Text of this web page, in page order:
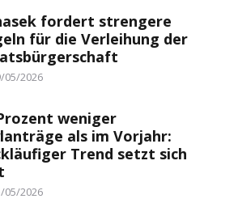
fordert strengere
für die Verleihung der
05/2026
weniger
als im Vorjahr:
Trend setzt sich
05/2026